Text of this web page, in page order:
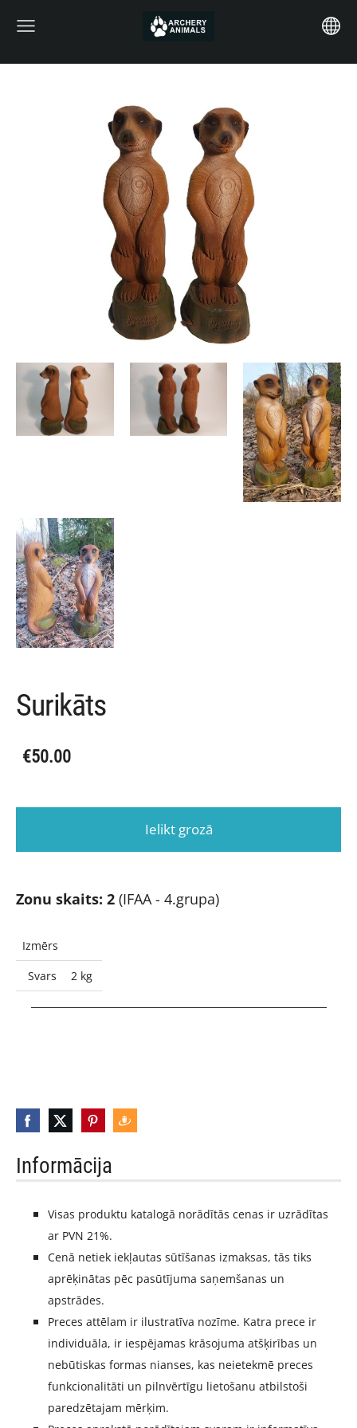
Informācija
Visas produktu katalogā norādītās cenas ir uzrādītas
ar PVN 21%.
Cenā netiek iekļautas sūtīšanas izmaksas, tās tiks
aprēķinātas pēc pasūtījuma saņemšanas un
apstrādes.
Preces attēlam ir ilustratīva nozīme. Katra prece ir
individuāla, ir iespējamas krāsojuma atšķirības un
nebūtiskas formas nianses, kas neietekmē preces
funkcionalitāti un pilnvērtīgu lietošanu atbilstoši
paredzētajam mērķim.
Surikāts
€50.00
Ielikt grozā
Zonu skaits: 2 (IFAA - 4.grupa)
Izmērs
Svars
2 kg